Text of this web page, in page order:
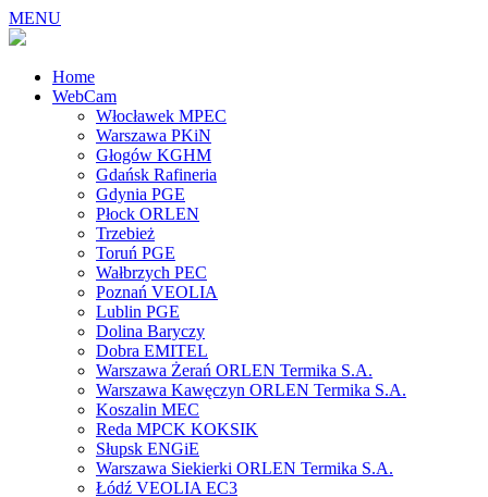
MENU
Home
WebCam
Włocławek MPEC
Warszawa PKiN
Głogów KGHM
Gdańsk Rafineria
Gdynia PGE
Płock ORLEN
Trzebież
Toruń PGE
Wałbrzych PEC
Poznań VEOLIA
Lublin PGE
Dolina Baryczy
Dobra EMITEL
Warszawa Żerań ORLEN Termika S.A.
Warszawa Kawęczyn ORLEN Termika S.A.
Koszalin MEC
Reda MPCK KOKSIK
Słupsk ENGiE
Warszawa Siekierki ORLEN Termika S.A.
Łódź VEOLIA EC3